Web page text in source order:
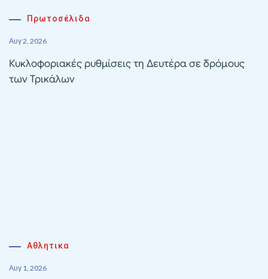
Πρωτοσέλιδα
Αυγ 2, 2026
Κυκλοφοριακές ρυθμίσεις τη Δευτέρα σε δρόμους
των Τρικάλων
Αθλητικα
Αυγ 1, 2026